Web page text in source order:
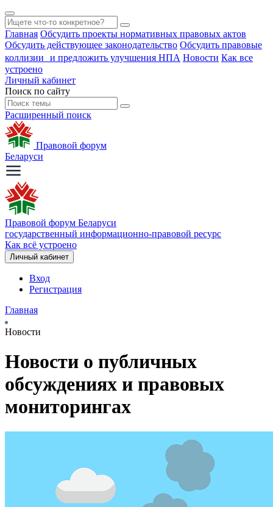
Главная Обсудить проекты нормативных правовых актов
Обсудить действующее законодательство Обсудить правовые
коллизии и предложить улучшения НПА Новости Как все
устроено
Личный кабинет
Поиск по сайту
Расширенный поиск
Правовой форум
Беларуси
Правовой форум Беларуси
государственный информационно-правовой ресурс
Как всё устроено
Личный кабинет
Вход
Регистрация
Главная
Новости
Новости о публичных
обсуждениях и правовых
мониторингах